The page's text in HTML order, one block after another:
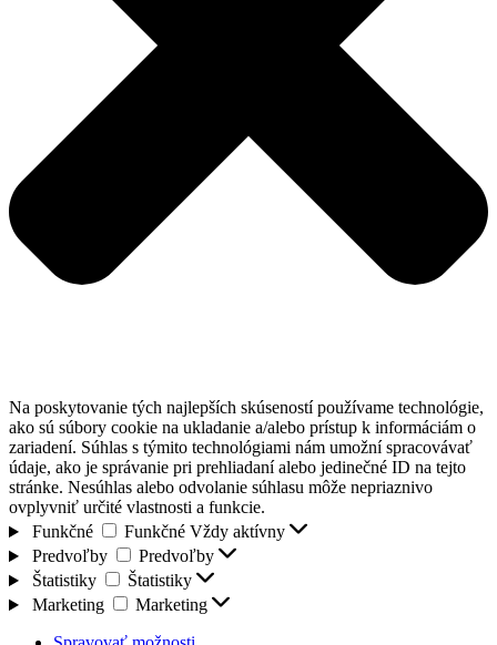
Na poskytovanie tých najlepších skúseností používame technológie,
ako sú súbory cookie na ukladanie a/alebo prístup k informáciám o
zariadení. Súhlas s týmito technológiami nám umožní spracovávať
údaje, ako je správanie pri prehliadaní alebo jedinečné ID na tejto
stránke. Nesúhlas alebo odvolanie súhlasu môže nepriaznivo
ovplyvniť určité vlastnosti a funkcie.
Funkčné
Funkčné Vždy aktívny
Predvoľby
Predvoľby
Štatistiky
Štatistiky
Marketing
Marketing